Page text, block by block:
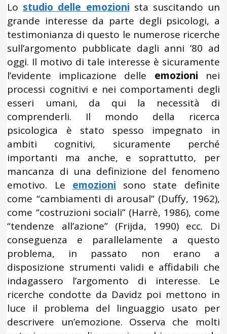
Lo studio delle emozioni sta suscitando un
grande interesse da parte degli psicologi, a
testimonianza di questo le numerose ricerche
sull’argomento pubblicate dagli anni ’80 ad
oggi. Il motivo di tale interesse è sicuramente
l’evidente implicazione delle emozioni nei
processi cognitivi e nei comportamenti degli
esseri umani, da qui la necessità di
comprenderli. Il mondo della ricerca
psicologica è stato spesso impegnato in
ambiti cognitivi, sicuramente perché
importanti ma anche, e soprattutto, per
mancanza di una definizione del fenomeno
emotivo. Le emozioni sono state definite
come “cambiamenti di arousal” (Duffy, 1962),
come “costruzioni sociali” (Harrè, 1986), come
“tendenze all’azione” (Frijda, 1990) ecc. Di
conseguenza e parallelamente a questo
problema, in passato non erano a
disposizione strumenti validi e affidabili che
indagassero l’argomento di interesse. Le
ricerche condotte da Davidz poi mettono in
luce il problema del linguaggio usato per
descrivere un’emozione. Osserva che molti